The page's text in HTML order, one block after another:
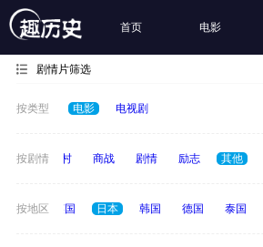
首页 电影
剧情片筛选
按类型 电影 电视剧
按剧情
历史 乡村 商战 剧情 励志 其他
按地区
法国 英国 日本 韩国 德国 泰国